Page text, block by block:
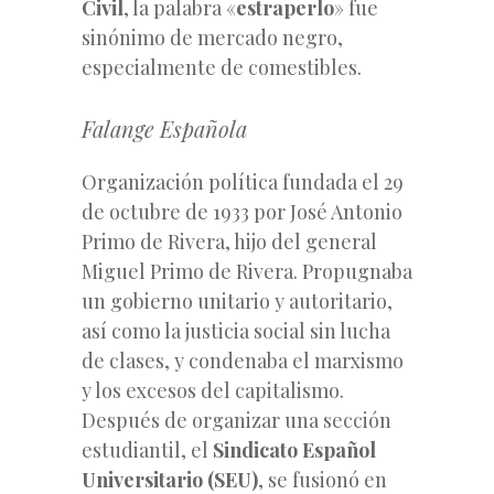
Civil, la palabra «estraperlo» fue
sinónimo de mercado negro,
especialmente de comestibles.
Falange Española
Organización política fundada el 29
de octubre de 1933 por José Antonio
Primo de Rivera, hijo del general
Miguel Primo de Rivera. Propugnaba
un gobierno unitario y autoritario,
así como la justicia social sin lucha
de clases, y condenaba el marxismo
y los excesos del capitalismo.
Después de organizar una sección
estudiantil, el Sindicato Español
Universitario (SEU), se fusionó en